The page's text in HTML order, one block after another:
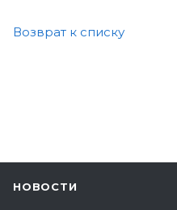
Возврат к списку
НОВОСТИ